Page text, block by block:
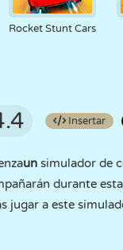
Rocket Stunt Cars
Insertar
un simulador de
durante
jugar a este